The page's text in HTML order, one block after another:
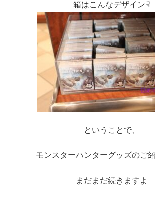
箱はこんなデザイン☟
ということで、
モンスターハンターグッズのご
まだまだ続きますよ